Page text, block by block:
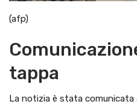
(afp)
tappa
La notizia è stata comunicata